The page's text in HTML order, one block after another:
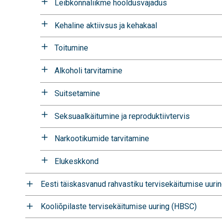
Leibkonnaliikme hooldusvajadus
Kehaline aktiivsus ja kehakaal
Toitumine
Alkoholi tarvitamine
Suitsetamine
Seksuaalkäitumine ja reproduktiivtervis
Narkootikumide tarvitamine
Elukeskkond
Eesti täiskasvanud rahvastiku tervisekäitumise
Kooliõpilaste tervisekäitumise uuring (HBSC)